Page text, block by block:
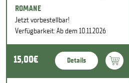
ROMANE
Jetzt vorbestellbar!
Verfügbarkeit: Ab dem 10.11.2026
15,00€ Details